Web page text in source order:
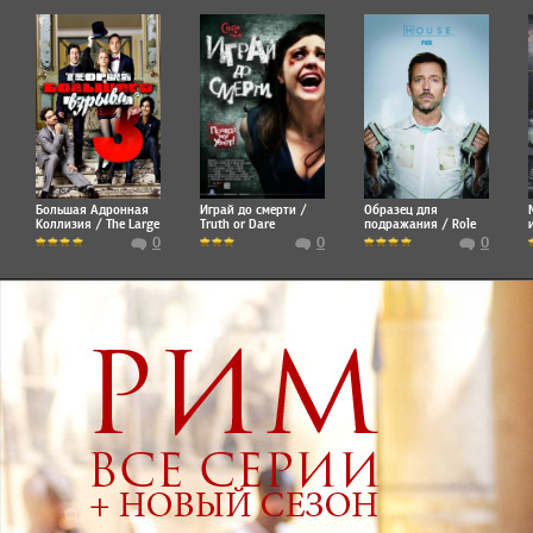
Большая Адронная
Коллизия / The Large
Hadron Collision
0
Играй до смерти /
Truth or Dare
0
Образец для
подражания / Role
Model
0